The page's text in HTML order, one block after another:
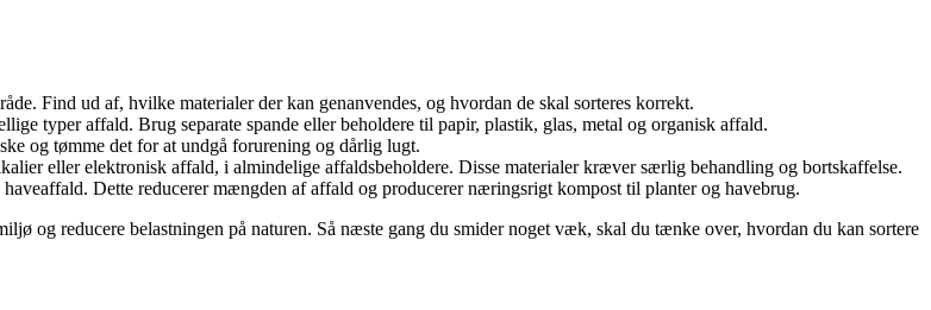
Find ud af, hvilke materialer der kan genanvendes, og hvordan de skal sorteres korrekt.
typer affald. Brug separate spande eller beholdere til papir, plastik, glas, metal og organisk affald.
og tømme det for at undgå forurening og dårlig lugt.
eller elektronisk affald, i almindelige affaldsbeholdere. Disse materialer kræver særlig behandling og bortskaffelse.
Dette reducerer mængden af ​​affald og producerer næringsrigt kompost til planter og havebrug.
og reducere belastningen på naturen. Så næste gang du smider noget væk, skal du tænke over, hvordan du kan sortere